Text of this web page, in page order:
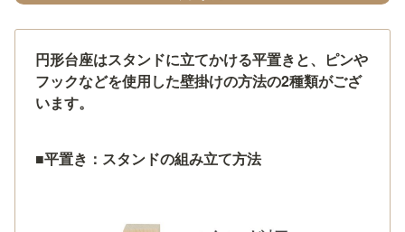
円形台座はスタンドに立てかける平置きと、ピンや
フックなどを使用した壁掛けの方法の2種類がござ
います。
■平置き：スタンドの組み立て方法